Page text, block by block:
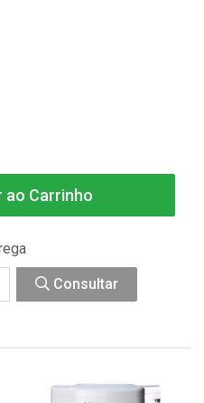
ao Carrinho
Consultar